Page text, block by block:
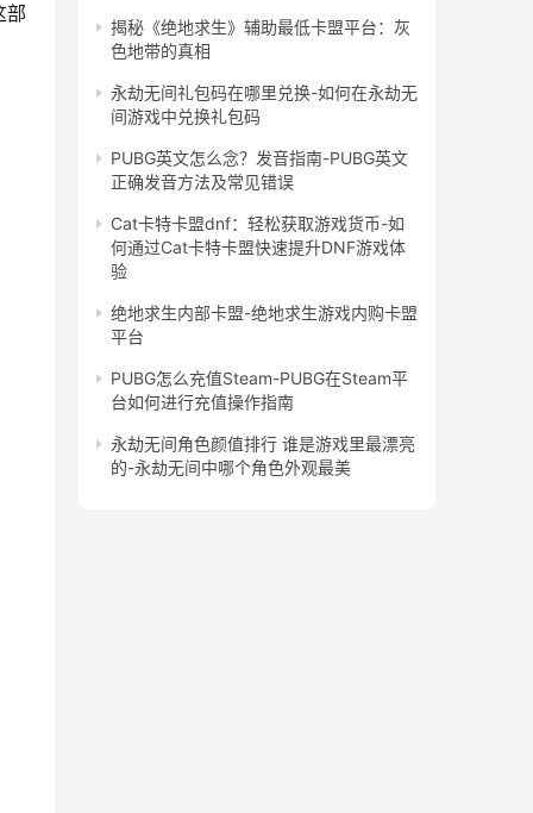
部
揭秘《绝地求生》辅助最低卡盟平台：灰
色地带的真相
永劫无间礼包码在哪里兑换-如何在永劫无
间游戏中兑换礼包码
PUBG英文怎么念？发音指南-PUBG英文
正确发音方法及常见错误
Cat卡特卡盟dnf：轻松获取游戏货币-如
何通过Cat卡特卡盟快速提升DNF游戏体
验
绝地求生内部卡盟-绝地求生游戏内购卡盟
平台
PUBG怎么充值Steam-PUBG在Steam平
台如何进行充值操作指南
永劫无间角色颜值排行 谁是游戏里最漂亮
的-永劫无间中哪个角色外观最美